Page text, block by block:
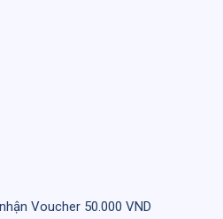
Voucher 50.000 VND